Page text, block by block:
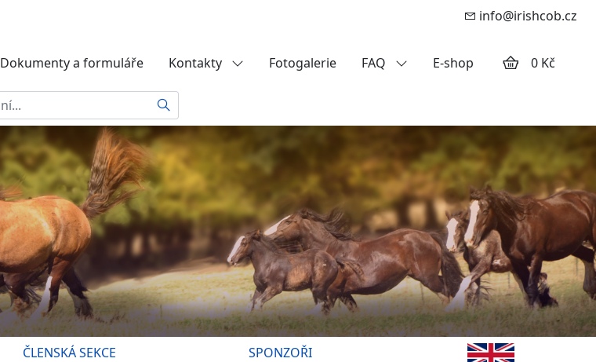
info@irishcob.cz
Dokumenty a formuláře Kontakty Fotogalerie FAQ E-shop 0 Kč
Hledat
ČLENSKÁ SEKCE SPONZOŘI